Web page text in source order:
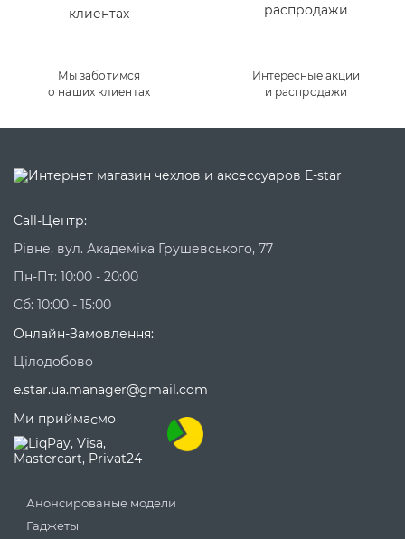
Мы заботимся
о наших клиентах
Интересные акции
и распродажи
Call-Центр:
Рівне, вул. Академіка Грушевського, 77
Пн-Пт: 10:00 - 20:00
Сб: 10:00 - 15:00
Онлайн-Замовлення:
Цілодобово
e.star.ua.manager@gmail.com
Ми приймаємо
Анонсированые модели
Гаджеты